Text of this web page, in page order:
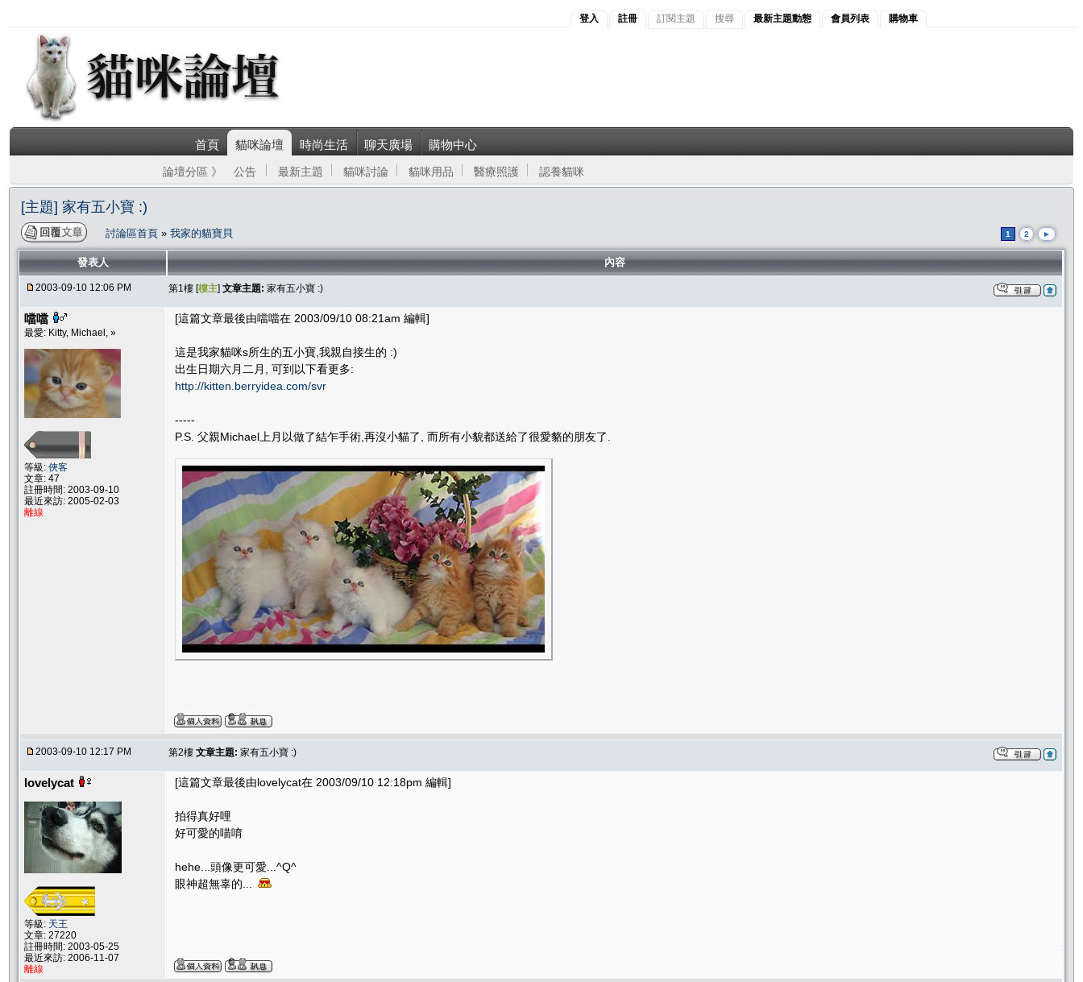
登入 註冊 訂閱主題 搜尋 最新主題動態 會員列表 購物車
首頁 貓咪論壇 時尚生活 聊天廣場 購物中心
論壇分區 》 公告 最新主題 貓咪討論 貓咪用品 醫療照護 認養貓咪
[主題] 家有五小寶 :)
討論區首頁 » 我家的貓寶貝 1 2 ►
發表人 內容
2003-09-10 12:06 PM 第1樓 [樓主] 文章主題: 家有五小寶 :)
噹噹
最愛: Kitty, Michael, »
等級: 俠客
文章: 47
註冊時間: 2003-09-10
最近來訪: 2005-02-03
離線
[這篇文章最後由噹噹在 2003/09/10 08:21am 編輯]
這是我家貓咪s所生的五小寶,我親自接生的 :)
出生日期六月二月, 可到以下看更多:
http://kitten.berryidea.com/svr
-----
P.S. 父親Michael上月以做了結乍手術,再沒小貓了, 而所有小貌都送給了很愛貉的朋友了.
2003-09-10 12:17 PM 第2樓 文章主題: 家有五小寶 :)
lovelycat
等級: 天王
文章: 27220
註冊時間: 2003-05-25
最近來訪: 2006-11-07
離線
[這篇文章最後由lovelycat在 2003/09/10 12:18pm 編輯]
拍得真好哩
好可愛的喵唷
hehe...頭像更可愛...^Q^
眼神超無辜的...